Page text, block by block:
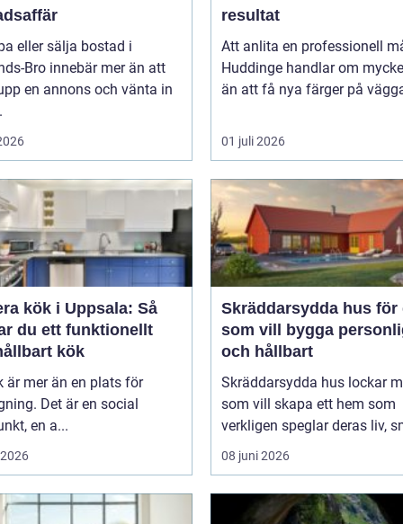
eller sälja bostad i
Bro innebär mer än att
en annons och vänta in
resultat
Att anlita en professionell
Huddinge handlar om
än att få nya färger på
01 juli 2026
kök i Uppsala: Så
du ett funktionellt
kök
är mer än en plats för
Det är en social
en a...
Skräddarsydda hus för
som vill bygga
och hållbart
Skräddarsydda hus lockar
som vill skapa ett hem som
verkligen speglar deras liv,
08 juni 2026